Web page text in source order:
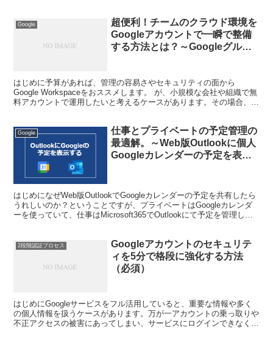
Google
超便利！チームのクラウド環境を
Googleアカウントで一瞬で整備
する方法とは？～Googleグルー
はじめに予算があれば、管理の容易さやセキュリティの面から
Google Workspaceをおススメします。 が、小規模な会社や組織で無
料アカウントで運用したいと考えるケースがあります。その場合、構
Google
仕事とプライベートの予定管理の
最適解。～Web版Outlookに個人
Googleカレンダーの予定を表示
はじめになぜWeb版OutlookでGoogleカレンダーの予定を共有したら
うれしいのか？ということですが、プライベートはGoogleカレンダ
ーを使っていて、仕事はMicrosoft365でOutlookにて予定を管理して
2段階認証プロセス
Googleアカウントのセキュリテ
ィを5分で格段に強化する方法
（必須）
はじめにGoogleサービスをフル活用していると、重要な情報や多く
の個人情報を扱うケースがあります。万が一アカウントの乗っ取りや
不正アクセスの被害にあってしまい、サービスにログインできなくな